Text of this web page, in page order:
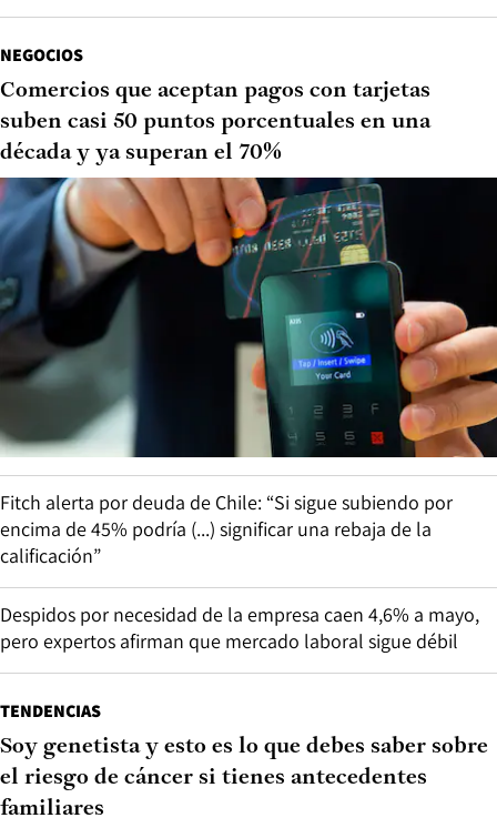
NEGOCIOS
Comercios que aceptan pagos con tarjetas
suben casi 50 puntos porcentuales en una
década y ya superan el 70%
Fitch alerta por deuda de Chile: “Si sigue subiendo por
encima de 45% podría (...) significar una rebaja de la
calificación”
Despidos por necesidad de la empresa caen 4,6% a mayo,
pero expertos afirman que mercado laboral sigue débil
TENDENCIAS
Soy genetista y esto es lo que debes saber sobre
el riesgo de cáncer si tienes antecedentes
familiares